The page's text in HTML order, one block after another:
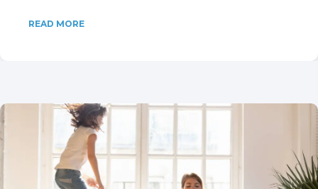
READ MORE